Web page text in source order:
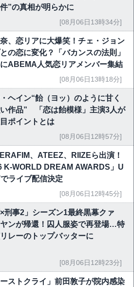
”の真相が明らかに
[08月06日13時34分]
、恋リアに大爆笑！チェ・ジョン
の恋に変化？「バカンスの法則」
ABEMA人気恋リアメンバー集結
[08月06日13時18分]
ヘイン“飴（ヨッ）のように甘く
作品” 「恋は飴模様」主演3人が
ポイントとは
[08月06日12時57分]
、ATEEZ、RIIZEら出演！
K-WORLD DREAM AWARDS」U
ライブ配信決定
[08月06日12時45分]
×刑事2」シーズン1最終黒幕クァ
ンが帰還！囚人服姿で再登場…特
レーのトップバッターに
[08月06日12時23分]
ーストクライ」前田敦子が院内感染